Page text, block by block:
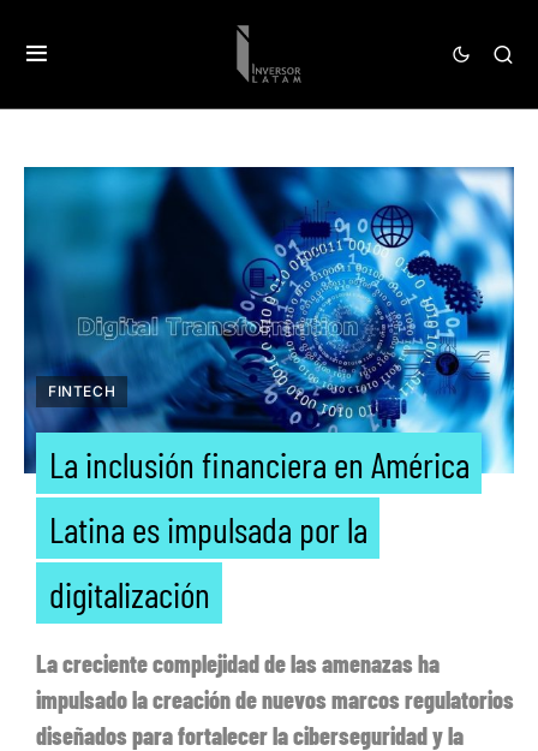
FINTECH
La inclusión financiera en América
Latina es impulsada por la
digitalización
La creciente complejidad de las amenazas ha
impulsado la creación de nuevos marcos regulatorios
diseñados para fortalecer la ciberseguridad y la